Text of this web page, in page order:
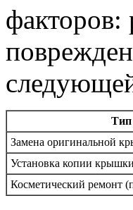
факторов:
Тип
Замена оригинальной
Установка копии крышки
Косметический ремонт